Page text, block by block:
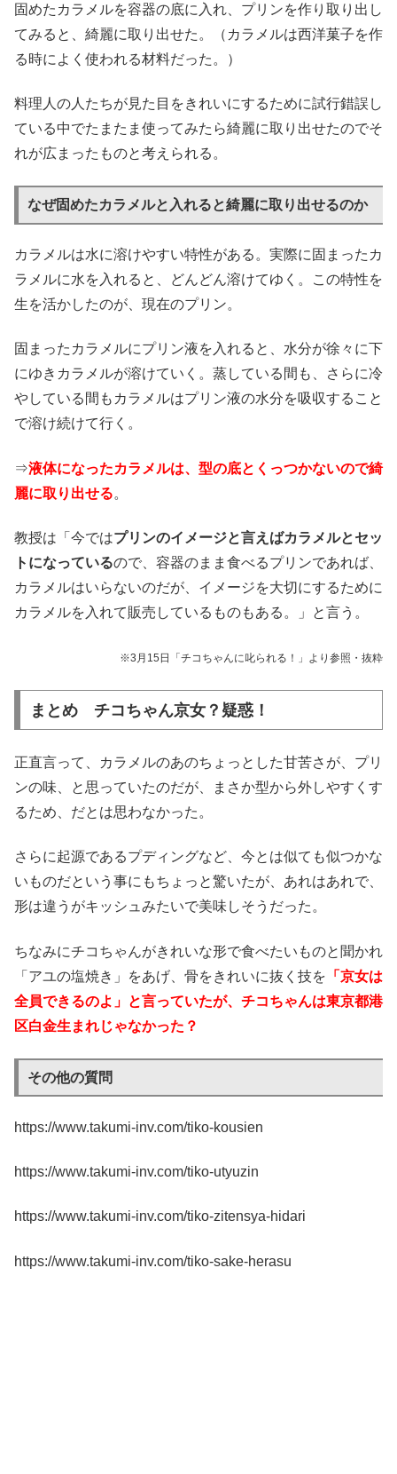
固めたカラメルを容器の底に入れ、プリンを作り取り出し
てみると、綺麗に取り出せた。（カラメルは西洋菓子を作
る時によく使われる材料だった。）
料理人の人たちが見た目をきれいにするために試行錯誤し
ている中でたまたま使ってみたら綺麗に取り出せたのでそ
れが広まったものと考えられる。
なぜ固めたカラメルと入れると綺麗に取り出せるのか
カラメルは水に溶けやすい特性がある。実際に固まったカ
ラメルに水を入れると、どんどん溶けてゆく。この特性を
生を活かしたのが、現在のプリン。
固まったカラメルにプリン液を入れると、水分が徐々に下
にゆきカラメルが溶けていく。蒸している間も、さらに冷
やしている間もカラメルはプリン液の水分を吸収すること
で溶け続けて行く。
⇒液体になったカラメルは、 型の底とくっつかないので綺
麗に取り出せる。
教授は「今ではプリンのイメージと言えばカラメルとセッ
トになっているので、容器のまま食べるプリンであれば、
カラメルはいらないのだが、イメージを大切にするために
カラメルを入れて販売しているものもある。」と言う。
※3月15日「チコちゃんに叱られる！」より参照・抜粋
まとめ チコちゃん京女？疑惑！
正直言って、カラメルのあのちょっとした甘苦さが、プリ
ンの味、と思っていたのだが、まさか型から外しやすくす
るため、だとは思わなかった。
さらに起源であるプディングなど、今とは似ても似つかな
いものだという事にもちょっと驚いたが、あれはあれで、
形は違うがキッシュみたいで美味しそうだった。
ちなみにチコちゃんがきれいな形で食べたいものと聞かれ
「アユの塩焼き」をあげ、骨をきれいに抜く技を 「京女は
全員できるのよ」と言っていたが、チコちゃんは東京都港
区白金生まれじゃなかった？
その他の質問
https://www.takumi-inv.com/tiko-kousien
https://www.takumi-inv.com/tiko-utyuzin
https://www.takumi-inv.com/tiko-zitensya-hidari
https://www.takumi-inv.com/tiko-sake-herasu